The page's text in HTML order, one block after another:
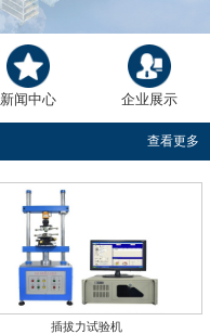
新闻中心 企业展示
查看更多
插拔力试验机